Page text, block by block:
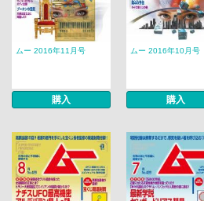
ムー 2016年11月号
購入
ムー 2016年10月号
購入